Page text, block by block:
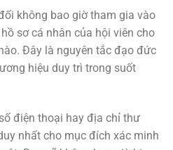
không bao giờ tham gia vào
sơ cá nhân của hội viên cho
Đây là nguyên tắc đạo đức
hiệu duy trì trong suốt
điện thoại hay địa chỉ thư
nhất cho mục đích xác minh